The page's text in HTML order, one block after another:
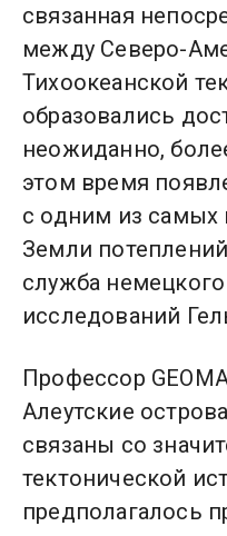
связанная
между Северо-
Тихоокеанской
образовались
неожиданно,
этом время
с одним из самых
Земли
служба
исследований
Профессор
Алеутские
связаны со
тектонической
предполагалось